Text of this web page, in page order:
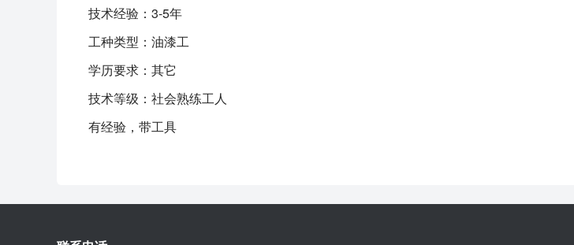
技术经验： 3-5年
工种类型： 油漆工
学历要求： 其它
技术等级： 社会熟练工人
有经验，带工具